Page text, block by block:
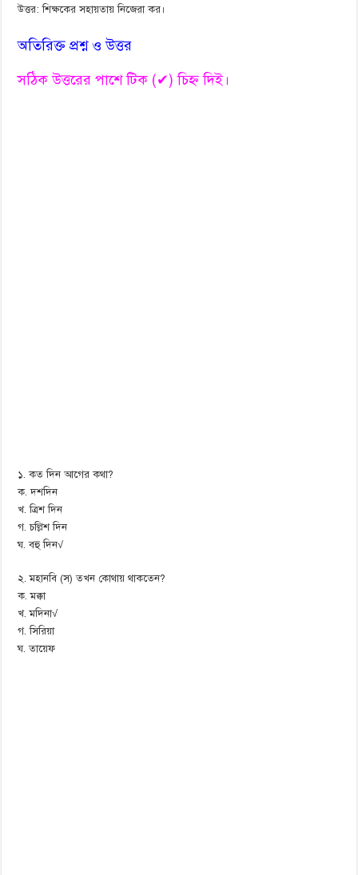
উত্তর: শিক্ষকের সহায়তায় নিজেরা কর।
অতিরিক্ত প্রশ্ন ও উত্তর
সঠিক উত্তরের পাশে টিক (✔) চিহ্ন দিই।
১. কত দিন আগের কথা?
ক. দশদিন
খ. ত্রিশ দিন
গ. চল্লিশ দিন
ঘ. বহু দিন√
২. মহানবি (স) তখন কোথায় থাকতেন?
ক. মক্কা
খ. মদিনা√
গ. সিরিয়া
ঘ. তায়েফ